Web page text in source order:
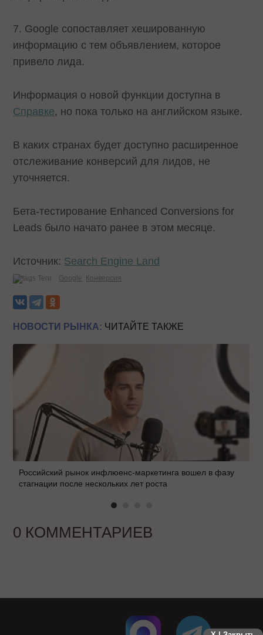
7. Google сопоставляет хешированную
информацию с тем объявлением, которое
привело лида.
Информация о новой функции доступна в
Справке, но пока только на английском языке.
В каких странах будет доступно расширенное
отслеживание конверсий для лидов, не
уточняется.
Бета-тестирование Enhanced Conversions for
Leads было начато ранее в этом месяце.
Источник: Search Engine Land
Теги: Google Конверсия
НОВОСТИ РЫНКА: ЧИТАЙТЕ ТАКЖЕ
Российский рынок инфлюенс-маркетинга вошел в фазу
стагнации после нескольких лет роста
0 КОММЕНТАРИЕВ